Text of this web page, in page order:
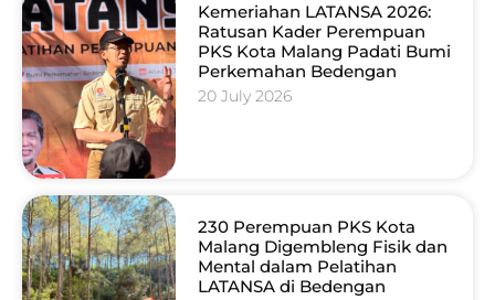
Kemeriahan LATANSA 2026:
Ratusan Kader Perempuan
PKS Kota Malang Padati Bumi
Perkemahan Bedengan
20 July 2026
230 Perempuan PKS Kota
Malang Digembleng Fisik dan
Mental dalam Pelatihan
LATANSA di Bedengan